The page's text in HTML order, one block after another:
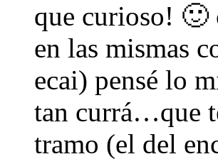
que curioso! 🙂
en las mismas
ecai) pensé lo
tan currá…que
tramo (el del